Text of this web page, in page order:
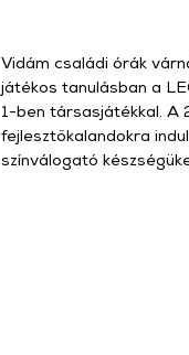
Vidám családi órák
játékos tanulásban a
1-ben társasjátékkal. A
fejlesztőkalandokra
színválogató